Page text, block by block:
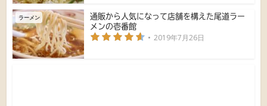
ラーメン
通販から人気になって店舗を構えた尾道ラー
メンの壱番館
2019年7月26日